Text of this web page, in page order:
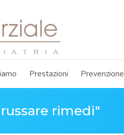
Prestazioni Prevenzione
rimedi"